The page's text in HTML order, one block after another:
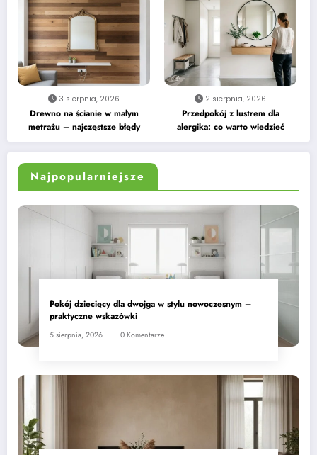
3 sierpnia, 2026
Drewno na ścianie w małym
metrażu – najczęstsze błędy
2 sierpnia, 2026
Przedpokój z lustrem dla
alergika: co warto wiedzieć
Najpopularniejsze
Pokój dziecięcy dla dwojga w stylu nowoczesnym –
praktyczne wskazówki
5 sierpnia, 2026 0 Komentarze